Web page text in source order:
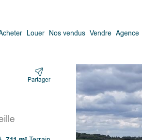
Louer Nos vendus Vendre Agence
Partager